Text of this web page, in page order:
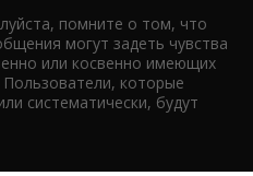
помните о том, что
могут задеть чувства
или косвенно имеющих
которые
систематически, будут